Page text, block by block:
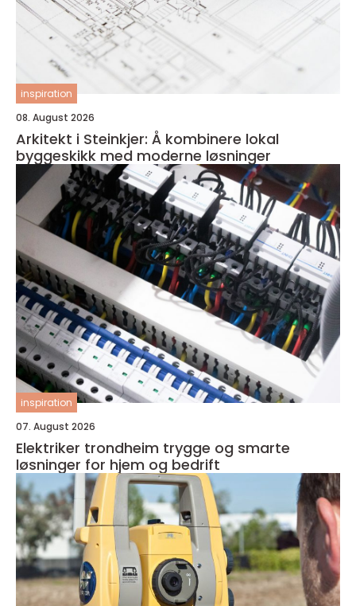
inspiration
08. August 2026
Arkitekt i Steinkjer: Å kombinere lokal
byggeskikk med moderne løsninger
inspiration
07. August 2026
Elektriker trondheim trygge og smarte
løsninger for hjem og bedrift